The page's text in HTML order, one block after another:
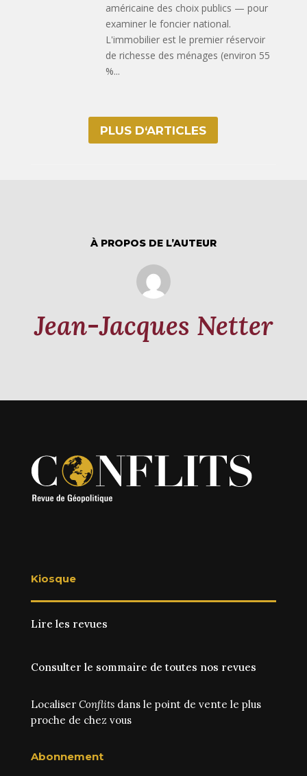
américaine des choix publics — pour
examiner le foncier national.
L'immobilier est le premier réservoir
de richesse des ménages (environ 55
%...
PLUS D‘ARTICLES
À PROPOS DE L’AUTEUR
Jean-Jacques Netter
Kiosque
Lire les revues
Consulter le sommaire de toutes nos revues
Localiser Conflitsdans le point de vente le plus
proche de chez vous
Abonnement